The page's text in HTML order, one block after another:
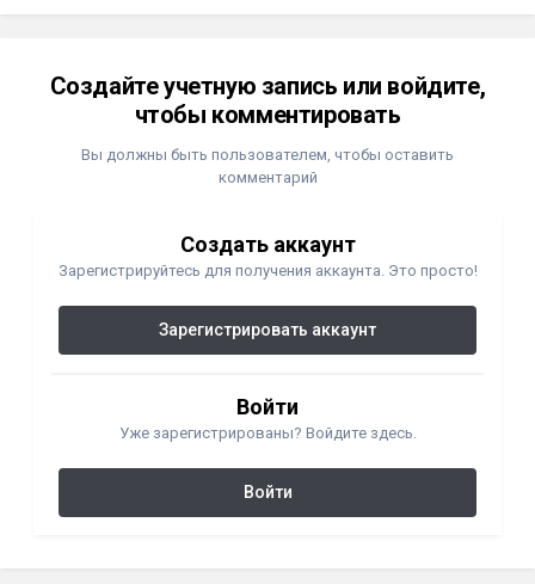
Создайте учетную запись или войдите,
чтобы комментировать
Вы должны быть пользователем, чтобы оставить
комментарий
Создать аккаунт
Зарегистрируйтесь для получения аккаунта. Это просто!
Зарегистрировать аккаунт
Войти
Уже зарегистрированы? Войдите здесь.
Войти